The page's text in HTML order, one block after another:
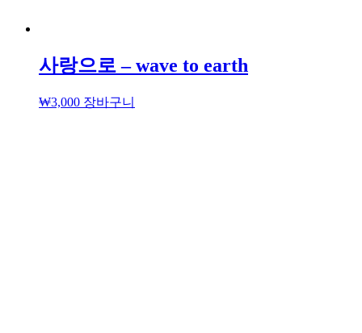
사랑으로 – wave to earth
₩3,000 장바구니